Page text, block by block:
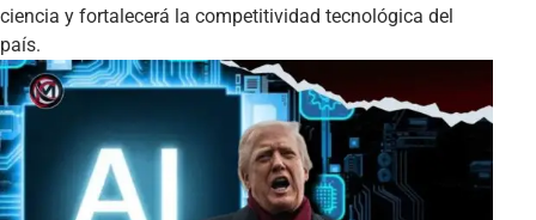
ciencia y fortalecerá la competitividad tecnológica del
país.